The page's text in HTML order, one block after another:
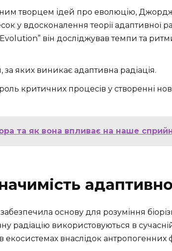
творцем ідей про еволюцію,
у вдосконалення теорії адаптивної
він досліджував темпи та
яких виникає адаптивна радіація.
критичних процесів у створенні
та як вона впливає на наше
основу для розуміння
радіацію використовуються в
екосистемах внаслідок антропогенних